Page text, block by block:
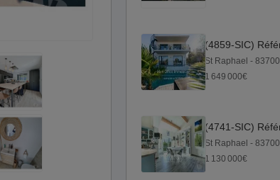
St Raphael - 83700
1 649 000€
St Raphael - 83700
1 130 000€